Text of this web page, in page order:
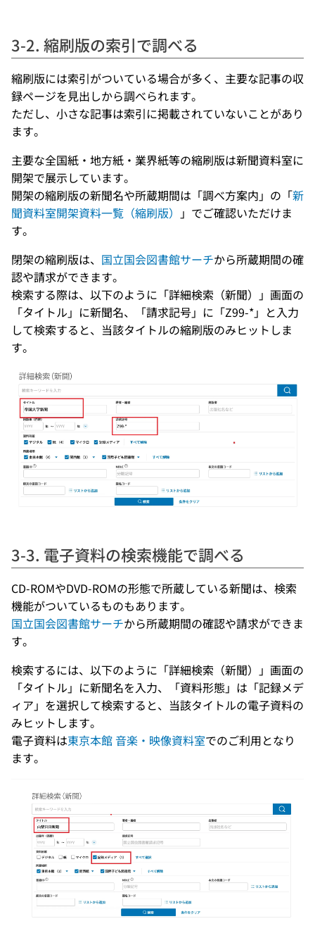
3-2. 縮刷版の索引で調べる
縮刷版には索引がついている場合が多く、主要な記事の収
録ページを見出しから調べられます。
ただし、小さな記事は索引に掲載されていないことがあり
ます。
主要な全国紙・地方紙・業界紙等の縮刷版は新聞資料室に
開架で展示しています。
開架の縮刷版の新聞名や所蔵期間は「調べ方案内」の「新
聞資料室開架資料一覧（縮刷版）
」でご確認いただけま
す。
閉架の縮刷版は、 国立国会図書館サーチから所蔵期間の確
認や請求ができます。
検索する際は、以下のように「詳細検索（新聞）」画面の
「タイトル」に新聞名、「請求記号」に「Z99-*」と入力
して検索すると、当該タイトルの縮刷版のみヒットしま
す。
3-3. 電子資料の検索機能で調べる
CD-ROMやDVD-ROMの形態で所蔵している新聞は、検索
機能がついているものもあります。
国立国会図書館サーチから所蔵期間の確認や請求ができま
す。
検索するには、以下のように「詳細検索（新聞）」画面の
「タイトル」に新聞名を入力、「資料形態」は「記録メデ
ィア」を選択して検索すると、当該タイトルの電子資料の
みヒットします。
電子資料は東京本館 音楽・映像資料室でのご利用となり
ます。